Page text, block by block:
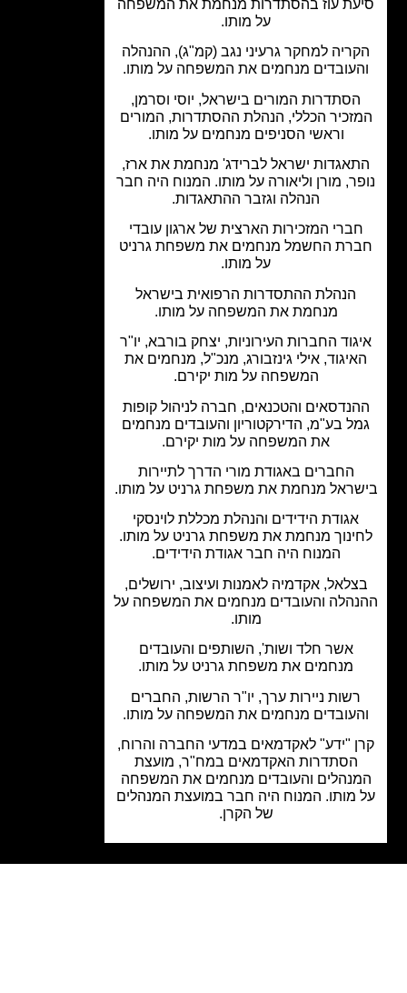
עוז בהסתדרות מנחמת את המשפחה
על מותו.
למחקר גרעיני נגב (קמ"ג), ההנהלה
מנחמים את המשפחה על מותו.
המורים בישראל, יוסי וסרמן,
הכללי, הנהלת ההסתדרות, המורים
וראשי הסניפים מנחמים על מותו.
ישראל לברידג' מנחמת את ארז,
מורן וליאורה על מותו. המנוח היה חבר
הנהלה וגזבר ההתאגדות.
המזכירות הארצית של ארגון עובדי
החשמל מנחמים את משפחת גרניט
על מותו.
הנהלת ההתסדרות הרפואית בישראל
מנחמת את המשפחה על מותו.
החברות העירוניות, יצחק בורבא, יו"ר
אילי גינזבורג, מנכ"ל, מנחמים את
המשפחה על מות יקירם.
והטכנאים, חברה לניהול קופות
בע"מ, הדירקטוריון והעובדים מנחמים
את המשפחה על מות יקירם.
החברים באגודת מורי הדרך לתיירות
מנחמת את משפחת גרניט על מותו.
אגודת הידידים והנהלת מכללת לוינסקי
מנחמת את משפחת גרניט על מותו.
המנוח היה חבר אגודת הידידים.
אקדמיה לאמנות ועיצוב, ירושלים,
והעובדים מנחמים את המשפחה על
אשר חלד ושות', השותפים והעובדים
מנחמים את משפחת גרניט על מותו.
ניירות ערך, יו"ר הרשות, החברים
מנחמים את המשפחה על מותו.
"ידע" לאקדמאים במדעי החברה והרוח,
הסתדרות האקדמאים במח"ר, מועצת
והעובדים מנחמים את המשפחה
מותו. המנוח היה חבר במועצת המנהלים
של הקרן.